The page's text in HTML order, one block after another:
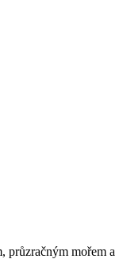
průzračným mořem a